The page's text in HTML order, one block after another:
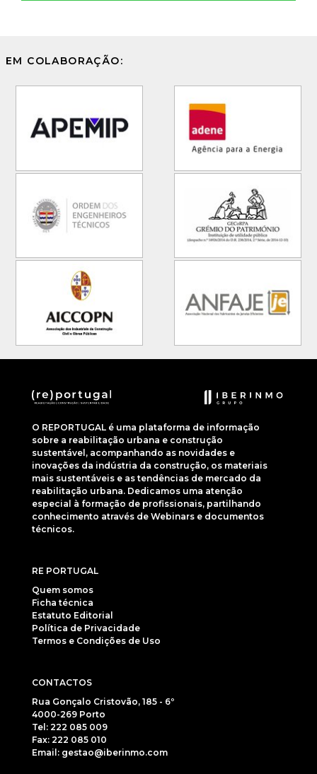
EM COLABORAÇÃO:
O REPORTUGAL é uma plataforma de informação
sobre a reabilitação urbana e construção
sustentável, acompanhando as novidades e
inovações da indústria da construção, os materiais
mais sustentáveis e as tendências de mercado da
reabilitação urbana. Dedicamos uma atenção
especial à formação de profissionais, partilhando
conhecimento através de Webinars e documentos
técnicos.
RE PORTUGAL
Quem somos
Ficha técnica
Estatuto Editorial
Política de Privacidade
Termos e Condições de Uso
CONTACTOS
Rua Gonçalo Cristovão, 185 - 6º
4000-269 Porto
Tel: 222 085 009
Fax: 222 085 010
Email: gestao@iberinmo.com